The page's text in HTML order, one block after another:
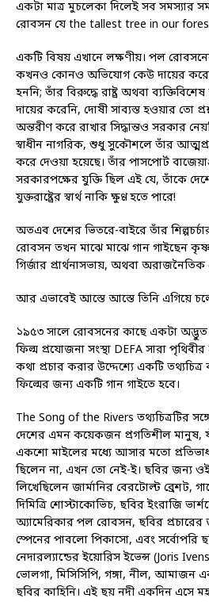
একটা মাত্র মুচলেকা দিলেই সব সমস্যার
রোবসন যে the tallest tree in our
একটি বিষয় এখানে লক্ষণীয়। পল
কখনও কোনও অভিযোগ কেউ দায়ের
হননি; তাঁর বিরুদ্ধে রাষ্ট্র অথবা
দায়ের করেনি, দোষী সাব্যস্ত হওয়ার তো
অন্তরীণ করে রাখার সিদ্ধান্তও সরকার
স্বাধীন নাগরিক, শুধু সুকৌশলে তাঁর
করে দেওয়া হয়েছে। তাঁর পাসপোর্ট
সরকারপক্ষের যুক্তি ছিল এই যে, তাঁকে
যুক্তরাষ্ট্রের স্বার্থ নাকি ক্ষুণ্ণ হতে পারে!
অতএব দেশের ভিতরে-বাইরে তাঁর
রোবসন তখন মাঝে মাঝে গান গাইছেন
গির্জার প্রার্থনাসভায়, অথবা
আর এভাবেই আস্তে আস্তে তিনি এগিয়ে
১৯৫৩ সালে রোবসনের কাছে একটা অদ্ভুত
ফিল্ম প্রযোজনা সংস্থা DEFA সারা
কথা প্রচার করার উদ্দেশ্যে একটি
ফিল্মের জন্য একটি গান গাইতে হবে।
The Song of the Rivers তথ্যচিত্রটির
দেশের এমন কয়েকজন প্রগতিশীল মানুষ,
একশো মাইলের মধ্যে আসার মতো
ছিলেন না, এখন তো নেই-ই। ছবির জন্য
লিখেছিলেন জার্মানির বেরটোল্ট ব্রেশট,
দিমিত্রি শোস্টাকোভিচ, ছবির ইংরাজি
অ্যামেরিকার পল রোবসন, ছবির
স্পেনের পাবলো পিকাসো, এবং সর্বোপরি
নেদারল্যান্ডের ইয়োরিস ইভেন্স (Joris
ভোলগা, মিসিসিপি, গঙ্গা, নীল, আমাজন
ছবির কাহিনি। এই ছয় নদী একদিন এসে